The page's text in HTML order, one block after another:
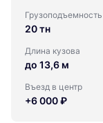
Грузоподъемность
20 тн
Длина кузова
до 13,6 м
Въезд в центр
+6 000 ₽